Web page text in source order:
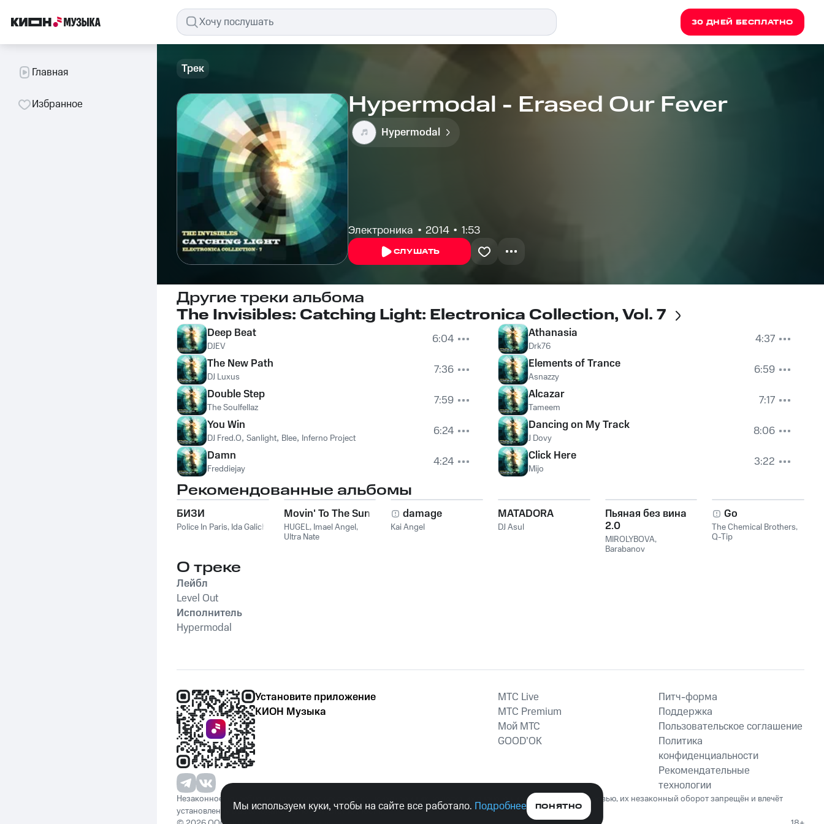
30 ДНЕЙ БЕСПЛАТНО
Главная
Избранное
Трек
Hypermodal - Erased Our Fever
Hypermodal
Электроника 2014 1:53
СЛУШАТЬ
Другие треки альбома
The Invisibles: Catching Light: Electronica Collection, Vol. 7
Deep Beat
DJEV
6:04
The New Path
DJ Luxus
7:36
Double Step
The Soulfellaz
7:59
You Win
DJ Fred.O, Sanlight, Blee, Inferno Project
6:24
Damn
Freddiejay 4:24
Athanasia
Drk76
4:37
Elements of Trance
Asnazzy
6:59
Alcazar
Tameem
7:17
Dancing on My Track
J Dovy
8:06
Click Here
Mijo 3:22
Рекомендованные альбомы
БИЗИ
Police In Paris, Ida Galich
Movin' To The Sun
HUGEL, Imael Angel,
Ultra Nate
damage
Kai Angel
MATADORA
DJ Asul
Пьяная без вина
2.0
MIROLYBOVA,
Barabanov
Go
The Chemical Brothers,
Q-Tip
О треке
Лейбл
Level Out
Исполнитель
Hypermodal
Установите приложение
КИОН Музыка
MTС Live
MTС Premium
Мой МТС
GOOD’OK
Питч-форма
Поддержка
Пользовательское соглашение
Политика
конфиденциальности
Рекомендательные
технологии
Незаконное потребление наркотических средств, психотропных веществ, их аналогов причиняет вред здоровью, их незаконный оборот запрещён и влечёт
установленную законодательством ответственность.
Мы используем куки, чтобы на сайте все работало. Подробнее ПОНЯТНО